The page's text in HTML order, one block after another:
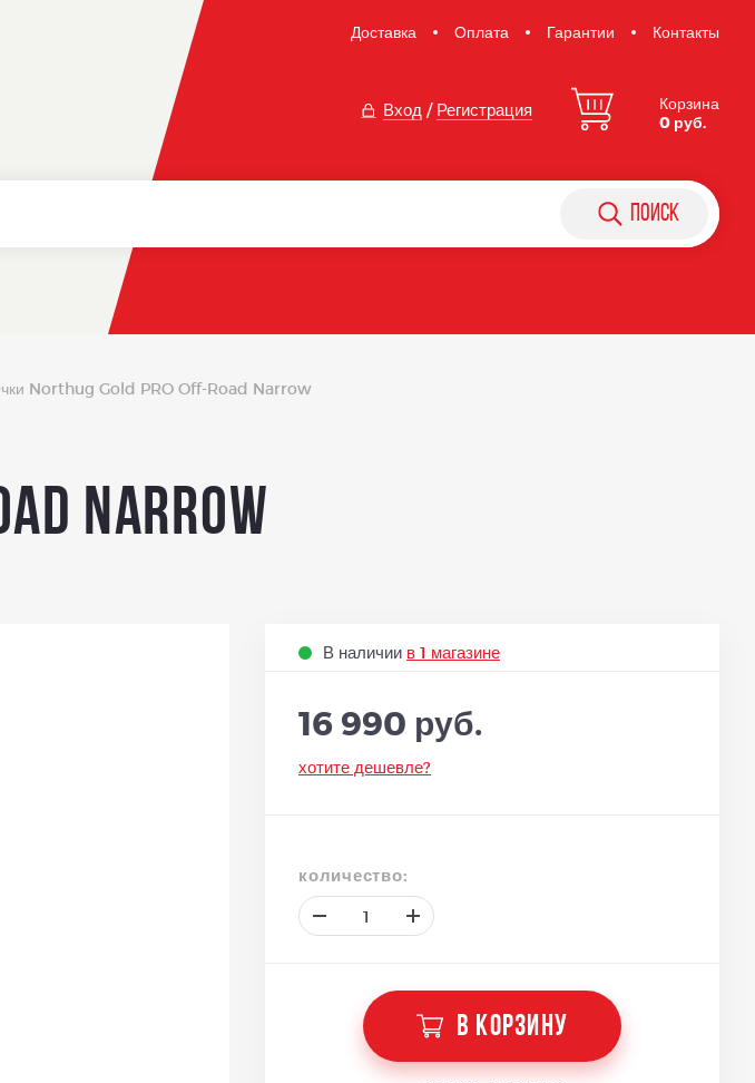
Доставка Оплата Гарантии Контакты
Вход / Регистрация
Корзина
0 руб.
поиск
Northug Gold PRO Off-Road Narrow
Narrow
В наличии в 1 магазине
16 990 руб.
хотите дешевле?
количество:
В КОРЗИНУ